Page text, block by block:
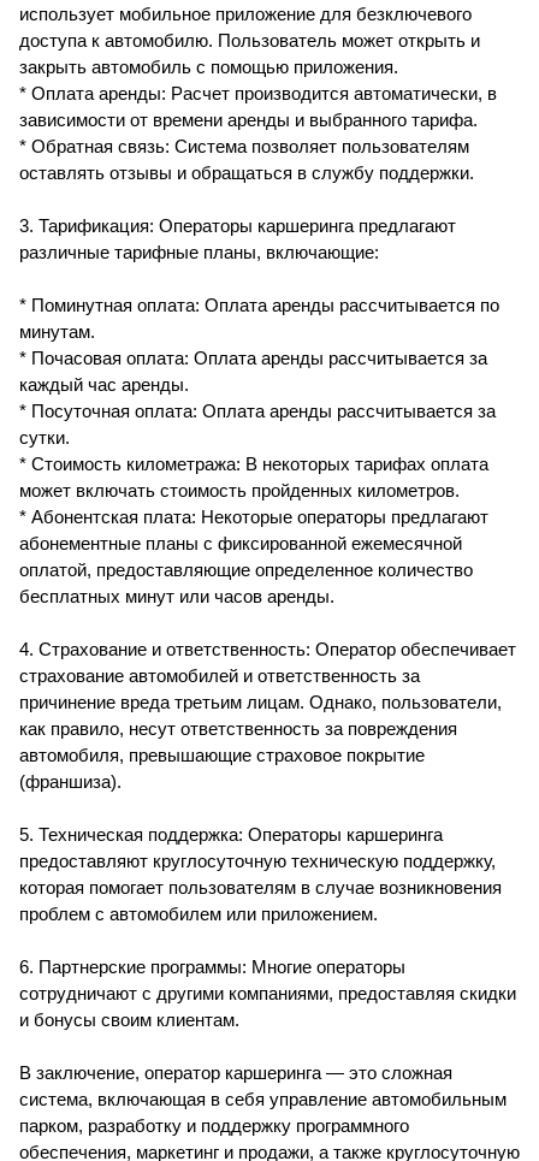
использует мобильное приложение для безключевого
доступа к автомобилю. Пользователь может открыть и
закрыть автомобиль с помощью приложения.
* Оплата аренды: Расчет производится автоматически, в
зависимости от времени аренды и выбранного тарифа.
* Обратная связь: Система позволяет пользователям
оставлять отзывы и обращаться в службу поддержки.
3. Тарификация: Операторы каршеринга предлагают
различные тарифные планы, включающие:
* Поминутная оплата: Оплата аренды рассчитывается по
минутам.
* Почасовая оплата: Оплата аренды рассчитывается за
каждый час аренды.
* Посуточная оплата: Оплата аренды рассчитывается за
сутки.
* Стоимость километража: В некоторых тарифах оплата
может включать стоимость пройденных километров.
* Абонентская плата: Некоторые операторы предлагают
абонементные планы с фиксированной ежемесячной
оплатой, предоставляющие определенное количество
бесплатных минут или часов аренды.
4. Страхование и ответственность: Оператор обеспечивает
страхование автомобилей и ответственность за
причинение вреда третьим лицам. Однако, пользователи,
как правило, несут ответственность за повреждения
автомобиля, превышающие страховое покрытие
(франшиза).
5. Техническая поддержка: Операторы каршеринга
предоставляют круглосуточную техническую поддержку,
которая помогает пользователям в случае возникновения
проблем с автомобилем или приложением.
6. Партнерские программы: Многие операторы
сотрудничают с другими компаниями, предоставляя скидки
и бонусы своим клиентам.
В заключение, оператор каршеринга — это сложная
система, включающая в себя управление автомобильным
парком, разработку и поддержку программного
обеспечения, маркетинг и продажи, а также круглосуточную